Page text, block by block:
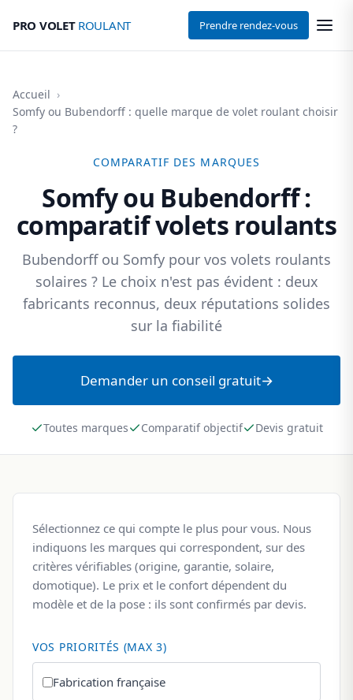
PRO VOLET ROULANT Prendre rendez-vous
Accueil ›
Somfy ou Bubendorff : quelle marque de volet roulant choisir
?
COMPARATIF DES MARQUES
Somfy ou Bubendorff :
comparatif volets roulants
Bubendorff ou Somfy pour vos volets roulants
solaires ? Le choix n'est pas évident : deux
fabricants reconnus, deux réputations solides
sur la fiabilité
Demander un conseil gratuit
Toutes marques Comparatif objectif Devis gratuit
Sélectionnez ce qui compte le plus pour vous. Nous
indiquons les marques qui correspondent, sur des
critères vérifiables (origine, garantie, solaire,
domotique). Le prix et le confort dépendent du
modèle et de la pose : ils sont confirmés par devis.
VOS PRIORITÉS (MAX 3)
Fabrication française